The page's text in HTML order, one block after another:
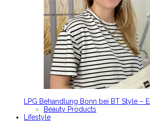
LPG Behandlung Bonn bei BT Style –
Beauty Products
Lifestyle